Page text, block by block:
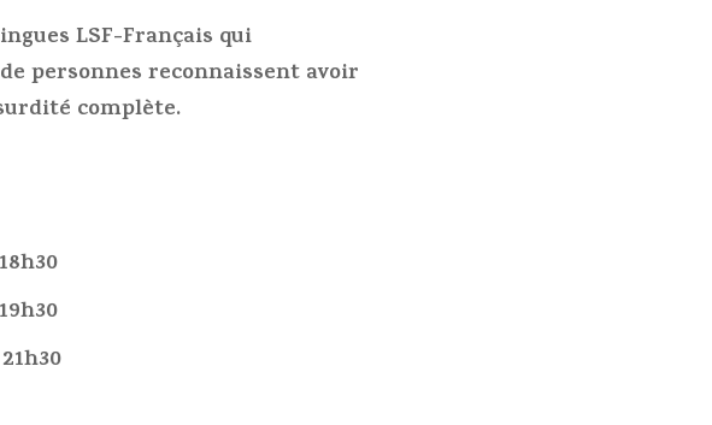
LSF-Français qui
personnes reconnaissent avoir
complète.